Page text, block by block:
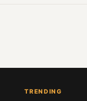
TRENDING